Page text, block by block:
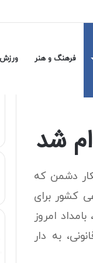
فرهنگ و هنر ورزش
شد
دشمن که
کشور برای
امروز
به دار